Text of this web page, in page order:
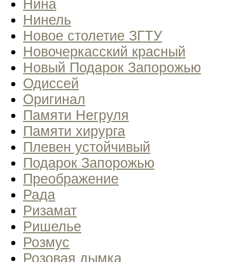
Нина
Нинель
Новое столетие ЗГТУ
Новочеркасский красный
Новый Подарок Запорожью
Одиссей
Оригинал
Памяти Негруля
Памяти хирурга
Плевен устойчивый
Подарок Запорожью
Преображение
Рада
Ризамат
Ришелье
Розмус
Розовая дымка